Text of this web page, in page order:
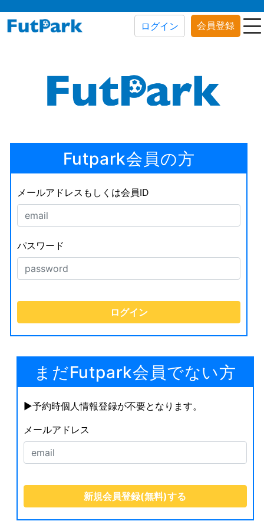
ログイン 会員登録
Futpark会員の方
メールアドレスもしくは会員ID
パスワード
まだFutpark会員でない方
▶︎予約時個人情報登録が不要となります。
メールアドレス